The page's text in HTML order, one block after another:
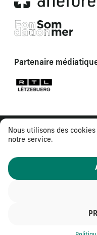
Nous utilisons des
notre service.
Partenaire